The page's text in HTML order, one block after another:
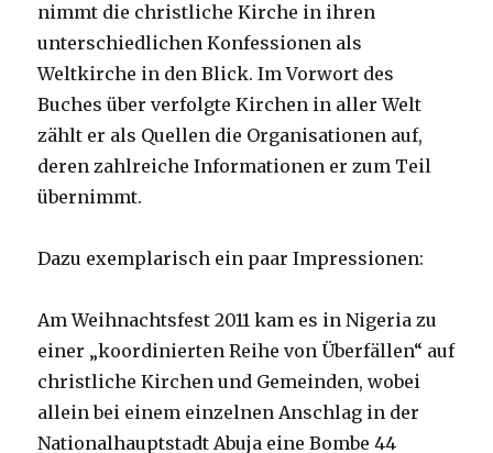
nimmt die christliche Kirche in ihren
unterschiedlichen Konfessionen als
Weltkirche in den Blick. Im Vorwort des
Buches über verfolgte Kirchen in aller Welt
zählt er als Quellen die Organisationen auf,
deren zahlreiche Informationen er zum Teil
übernimmt.
Dazu exemplarisch ein paar Impressionen:
Am Weihnachtsfest 2011 kam es in Nigeria zu
einer „koordinierten Reihe von Überfällen“ auf
christliche Kirchen und Gemeinden, wobei
allein bei einem einzelnen Anschlag in der
Nationalhauptstadt Abuja eine Bombe 44